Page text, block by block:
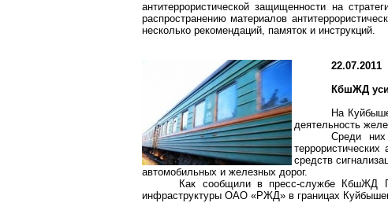
антитеррористической защищенности на
распространению материалов
несколько рекомендаций, памяток и инструкций.
22.07.2011
КбшЖД
На
деятельность
Среди них
средств
автомобильных и железных дорог.
Как сообщили в пресс-службе
КбшЖД
инфраструктуры ОАО «РЖД» в границах